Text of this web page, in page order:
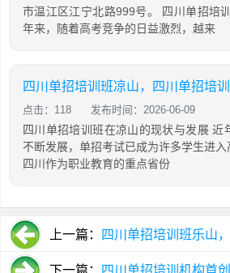
市温江区江宁北路999号。 四川单招培
年来，随着高考竞争的日益激烈，越来
四川单招培训班凉山，四川单招培
点击：118 发布时间：2026-06-09
四川单招培训班在凉山的现状与发展 近
不断发展，单招考试已成为许多学生进入
四川作为职业教育的重点省份
上一篇： 四川单招培训班乐山
机构 下一篇： 四川单招培训机构首